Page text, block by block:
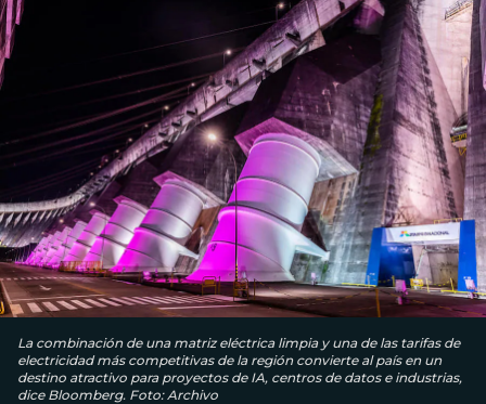
La combinación de una matriz eléctrica limpia y una de las tarifas de
electricidad más competitivas de la región convierte al país en un
destino atractivo para proyectos de IA, centros de datos e industrias,
dice Bloomberg. Foto: Archivo